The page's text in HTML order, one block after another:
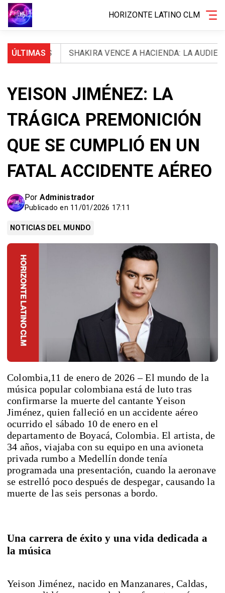
HORIZONTE LATINO CLM
ÚLTIMASSHAKIRA VENCE A HACIENDA: LA AUDIENCIA
YEISON JIMÉNEZ: LA
TRÁGICA PREMONICIÓN
QUE SE CUMPLIÓ EN UN
FATAL ACCIDENTE AÉREO
Por Administrador
Publicado en 11/01/2026 17:11
NOTICIAS DEL MUNDO
Colombia,11 de enero de 2026 – El mundo de la
música popular colombiana está de luto tras
confirmarse la muerte del cantante Yeison
Jiménez, quien falleció en un accidente aéreo
ocurrido el sábado 10 de enero en el
departamento de Boyacá, Colombia. El artista, de
34 años, viajaba con su equipo en una avioneta
privada rumbo a Medellín donde tenía
programada una presentación, cuando la aeronave
se estrelló poco después de despegar, causando la
muerte de las seis personas a bordo.
Una carrera de éxito y una vida dedicada a
la música
Yeison Jiménez, nacido en Manzanares, Caldas,